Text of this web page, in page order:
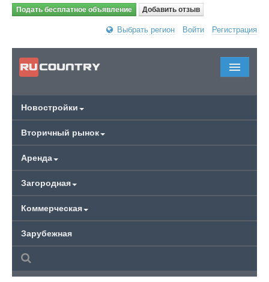
Подать бесплатное объявление Добавить отзыв
Выбрать регион Войти Регистрация
Новостройки
Вторичный рынок
Аренда
Загородная
Коммерческая
Зарубежная